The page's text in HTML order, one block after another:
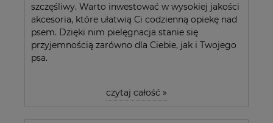
szczęśliwy. Warto inwestować w wysokiej jakości
akcesoria, które ułatwią Ci codzienną opiekę nad
psem. Dzięki nim pielęgnacja stanie się
przyjemnością zarówno dla Ciebie, jak i Twojego
psa.
czytaj całość »